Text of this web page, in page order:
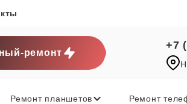
ремонт
+7
Ремонт планшетов Ремонт